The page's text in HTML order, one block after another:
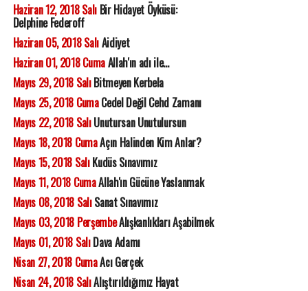
Haziran 12, 2018 SalıBir Hidayet Öyküsü:
Delphine Federoff
Haziran 05, 2018 SalıAidiyet
Haziran 01, 2018 CumaAllah'ın adı ile...
Mayıs 29, 2018 SalıBitmeyen Kerbela
Mayıs 25, 2018 CumaCedel Değil Cehd Zamanı
Mayıs 22, 2018 SalıUnutursan Unutulursun
Mayıs 18, 2018 CumaAçın Halinden Kim Anlar?
Mayıs 15, 2018 SalıKudüs Sınavımız
Mayıs 11, 2018 CumaAllah'ın Gücüne Yaslanmak
Mayıs 08, 2018 SalıSanat Sınavımız
Mayıs 03, 2018 PerşembeAlışkanlıkları Aşabilmek
Mayıs 01, 2018 SalıDava Adamı
Nisan 27, 2018 CumaAcı Gerçek
Nisan 24, 2018 SalıAlıştırıldığımız Hayat